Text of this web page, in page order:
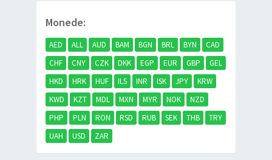
Monede:
AED ALL AUD BAM BGN BRL BYN
CAD
CHF
CNY CZK DKK EGP EUR GBP
GEL
HKD
HRK HUF ILS INR ISK JPY
KRW
KWD
KZT MDL MXN MYR NOK
NZD
PHP
PLN RON RSD RUB SEK THB
TRY
UAH
USD ZAR